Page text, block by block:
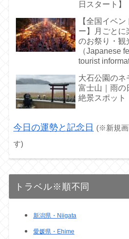
日スタート】
【全国イベ
ー】月ごとに
のお祭り・観
（Japanese
tourist
大石公園のネ
富士山｜雨の
絶景スポット
今日の運勢と記念日 (※新規画
す)
トラベル※順不同
新潟県・Niigata
愛媛県・Ehime